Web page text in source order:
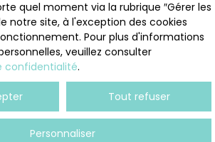
quel moment via la rubrique ″Gérer les
notre site, à l'exception des cookies
Pour plus d'informations
veuillez consulter
confidentialité.
Tout refuser
Personnaliser